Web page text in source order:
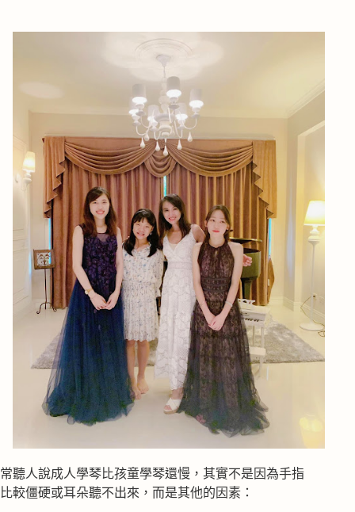
常聽人說成人學琴比孩童學琴還慢，其實不是因為手指
比較僵硬或耳朵聽不出來，而是其他的因素：